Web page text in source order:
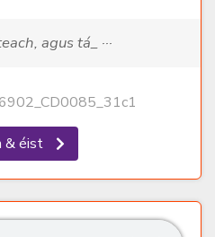
agus tá_ ···
& éist